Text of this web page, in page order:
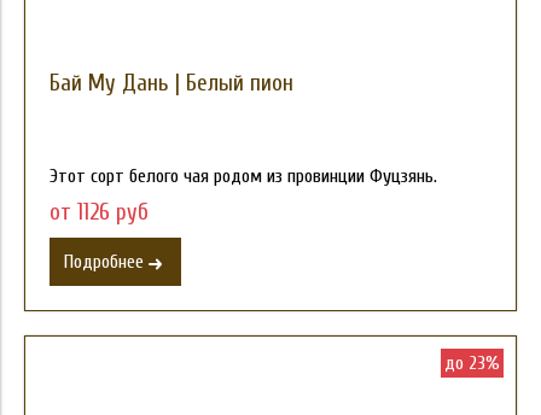
Бай Му Дань | Белый пион
Этот сорт белого чая родом из провинции Фуцзянь.
от 1126 руб
Подробнее
до 23%